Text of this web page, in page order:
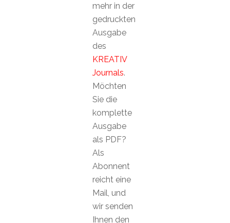
mehr in der
gedruckten
Ausgabe
des
KREATIV
Journals.
Möchten
Sie die
komplette
Ausgabe
als PDF?
Als
Abonnent
reicht eine
Mail, und
wir senden
Ihnen den